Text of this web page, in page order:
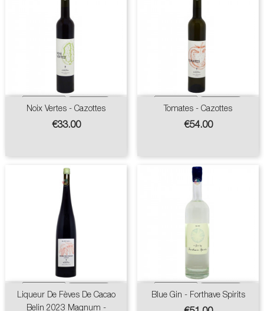
Noix Vertes - Cazottes
Price
€33.00
Tomates - Cazottes
Price
€54.00
Liqueur De Fèves De Cacao
Belin 2023 Magnum -
Blue Gin - Forthave Spirits